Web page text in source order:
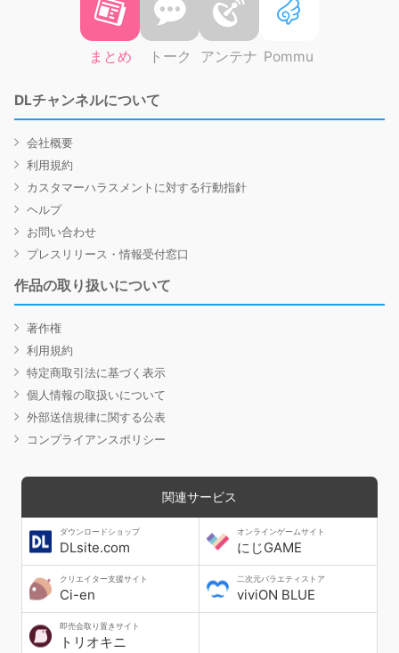
まとめ トーク アンテナ Pommu
DLチャンネルについて
会社概要
利用規約
カスタマーハラスメントに対する行動指針
ヘルプ
お問い合わせ
プレスリリース・情報受付窓口
作品の取り扱いについて
著作権
利用規約
特定商取引法に基づく表示
個人情報の取扱いについて
外部送信規律に関する公表
コンプライアンスポリシー
関連サービス
ダウンロードショップ
DLsite.com
オンラインゲームサイト
にじGAME
クリエイター支援サイト
Ci-en
二次元バラエティストア
viviON BLUE
即売会取り置きサイト
トリオキニ